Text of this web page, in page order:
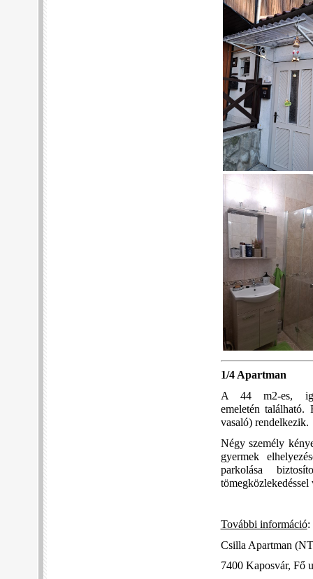
1/4 Apartman
A 44 m2-es,
emeletén
vasaló) rendelkezik.
Négy személy
gyermek
parkolása
tömegközlekedéssel
További információ:
Csilla Apartman (
7400 Kaposvár, Fő